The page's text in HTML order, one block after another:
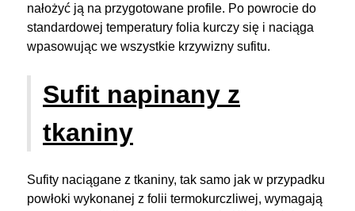
nałożyć ją na przygotowane profile. Po powrocie do
standardowej temperatury folia kurczy się i naciąga
wpasowując we wszystkie krzywizny sufitu.
Sufit napinany z
tkaniny
Sufity naciągane z tkaniny, tak samo jak w przypadku
powłoki wykonanej z folii termokurczliwej, wymagają